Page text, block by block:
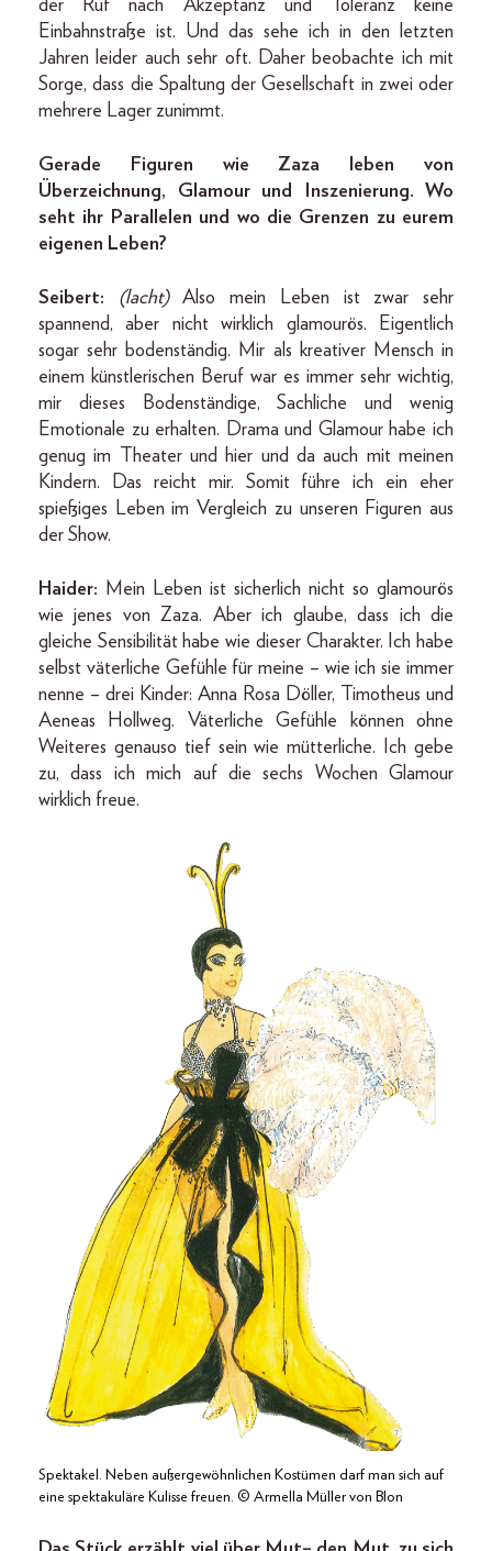
der Ruf nach Akzeptanz und Toleranz keine
Einbahnstraße ist. Und das sehe ich in den letzten
Jahren leider auch sehr oft. Daher beobachte ich mit
Sorge, dass die Spaltung der Gesellschaft in zwei oder
mehrere Lager zunimmt.
Gerade Figuren wie Zaza leben von
Überzeichnung, Glamour und Inszenierung. Wo
seht ihr Parallelen und wo die Grenzen zu eurem
eigenen Leben?
Seibert: (lacht)Also mein Leben ist zwar sehr
spannend, aber nicht wirklich glamourös. Eigentlich
sogar sehr bodenständig. Mir als kreativer Mensch in
einem künstlerischen Beruf war es immer sehr wichtig,
mir dieses Bodenständige, Sachliche und wenig
Emotionale zu erhalten. Drama und Glamour habe ich
genug im Theater und hier und da auch mit meinen
Kindern. Das reicht mir. Somit führe ich ein eher
spießiges Leben im Vergleich zu unseren Figuren aus
der Show.
Haider:
Mein Leben ist sicherlich nicht so glamourös
wie jenes von Zaza. Aber ich glaube, dass ich die
gleiche Sensibilität habe wie dieser Charakter. Ich habe
selbst väterliche Gefühle für meine – wie ich sie immer
nenne – drei Kinder: Anna Rosa Döller, Timotheus und
Aeneas Hollweg. Väterliche Gefühle können ohne
Weiteres genauso tief sein wie mütterliche. Ich gebe
zu, dass ich mich auf die sechs Wochen Glamour
wirklich freue.
Spektakel. Neben außer­gewöhnlichen Kostümen darf man sich auf
eine spektakuläre Kulisse freuen. © Armella Müller von Blon